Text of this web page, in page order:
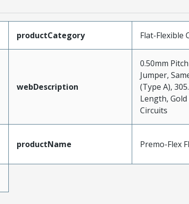
productCategory Flat-Flexible
webDescription
0.50mm
Jumper,
(Type A),
Length,
Circuits
productName Premo-Flex